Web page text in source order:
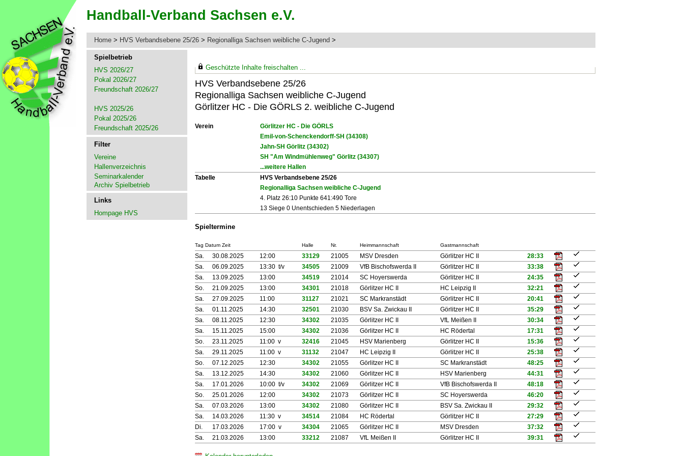
Home > HVS Verbandsebene 25/26 > Regionalliga Sachsen weibliche C-Jugend >
Spielbetrieb
HVS 2026/27
Pokal 2026/27
Freundschaft 2026/27
HVS 2025/26
Pokal 2025/26
Freundschaft 2025/26
Filter
Vereine
Hallenverzeichnis
Seminarkalender
Archiv Spielbetrieb
Links
Hompage HVS
Geschützte Inhalte freischalten ...
HVS Verbandsebene 25/26
Regionalliga Sachsen weibliche C-Jugend
Görlitzer HC - Die GÖRLS 2. weibliche C-Jugend
Verein
Görlitzer HC - Die GÖRLS
Emil-von-Schenckendorff-SH (34308)
Jahn-SH Görlitz (34302)
SH "Am Windmühlenweg" Görlitz (34307)
...weitere Hallen
Tabelle
HVS Verbandsebene 25/26
Regionalliga Sachsen weibliche C-Jugend
4. Platz 26:10 Punkte 641:490 Tore
13 Siege 0 Unentschieden 5 Niederlagen
Spieltermine
Tag Datum Zeit Halle Nr. Heimmannschaft Gastmannschaft
Sa. 30.08.2025 12:00 33129 21005 MSV Dresden Görlitzer HC II
28:33
Sa.
06.09.2025 13:30 t/v 34505 21009 VfB Bischofswerda II Görlitzer HC II
33:38
Sa.
13.09.2025 13:00 34519 21014 SC Hoyerswerda Görlitzer HC II
24:35
So.
21.09.2025 13:00 34301 21018 Görlitzer HC II HC Leipzig II
32:21
Sa.
27.09.2025 11:00 31127 21021 SC Markranstädt Görlitzer HC II
20:41
Sa.
01.11.2025 14:30 32501 21030 BSV Sa. Zwickau II Görlitzer HC II
35:29
Sa.
08.11.2025 12:30 34302 21035 Görlitzer HC II VfL Meißen II
30:34
Sa.
15.11.2025 15:00 34302 21036 Görlitzer HC II HC Rödertal
17:31
So.
23.11.2025 11:00 v 32416 21045 HSV Marienberg Görlitzer HC II
15:36
Sa.
29.11.2025 11:00 v 31132 21047 HC Leipzig II Görlitzer HC II
25:38
So.
07.12.2025 12:30 34302 21055 Görlitzer HC II SC Markranstädt
48:25
Sa.
13.12.2025 14:30 34302 21060 Görlitzer HC II HSV Marienberg
44:31
Sa.
17.01.2026 10:00 t/v 34302 21069 Görlitzer HC II VfB Bischofswerda II
48:18
So.
25.01.2026 12:00 34302 21073 Görlitzer HC II SC Hoyerswerda
46:20
Sa.
07.03.2026 13:00 34302 21080 Görlitzer HC II BSV Sa. Zwickau II
29:32
Sa.
14.03.2026 11:30 v 34514 21084 HC Rödertal Görlitzer HC II
27:29
Di.
17.03.2026 17:00 v 34304 21065 Görlitzer HC II MSV Dresden
37:32
Sa.
21.03.2026 13:00 33212 21087 VfL Meißen II Görlitzer HC II 39:31